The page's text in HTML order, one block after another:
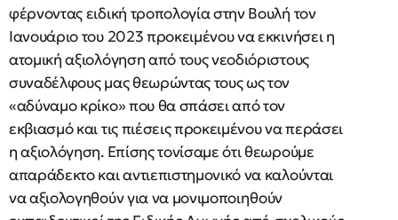
φέρνοντας ειδική τροπολογία στην Βουλή τον
Ιανουάριο του 2023 προκειμένου να εκκινήσει η
ατομική αξιολόγηση από τους νεοδιόριστους
συναδέλφους μας θεωρώντας τους ως τον
«αδύναμο κρίκο» που θα σπάσει από τον
εκβιασμό και τις πιέσεις προκειμένου να περάσει
η αξιολόγηση. Επίσης τονίσαμε ότι θεωρούμε
απαράδεκτο και αντιεπιστημονικό να καλούνται
να αξιολογηθούν για να μονιμοποιηθούν